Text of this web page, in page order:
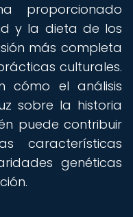
proporcionado
y la dieta de los
más completa
culturales.
cómo el análisis
sobre la historia
puede contribuir
características
genéticas